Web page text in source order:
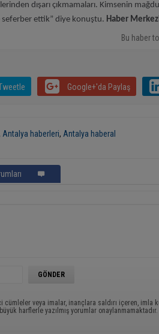
dışarı çıkmamaları. Kimsenin
seferber ettik” diye konuştu. Haber
Bu haber
Google+'da Paylaş
Antalya haberleri, Antalya haberal
cümleler veya imalar, inançlara saldırı içeren, imla
harflerle yazılmış yorumlar onaylanmamaktadır.